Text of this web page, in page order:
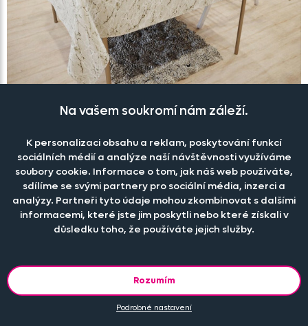
Ubrus panama 54941/1002
Skladem
199 Kč
1 2 3 ... 5
Na vašem soukromí nám záleží.
K personalizaci obsahu a reklam, poskytování funkcí
sociálních médií a analýze naší návštěvnosti využíváme
soubory cookie. Informace o tom, jak náš web používáte,
sdílíme se svými partnery pro sociální média, inzerci a
analýzy. Partneři tyto údaje mohou zkombinovat s dalšími
informacemi, které jste jim poskytli nebo které získali v
důsledku toho, že používáte jejich služby.
Rozumím
Podrobné nastavení